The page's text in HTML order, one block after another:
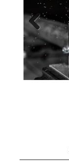
Previo
us